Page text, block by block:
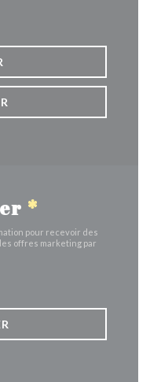
*
pour recevoir des
offres marketing par